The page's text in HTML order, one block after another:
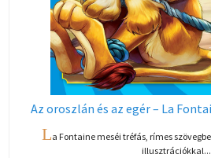
Az oroszlán és az egér – La
La Fontaine meséi tréfás, rímes
illusztrációkkal...